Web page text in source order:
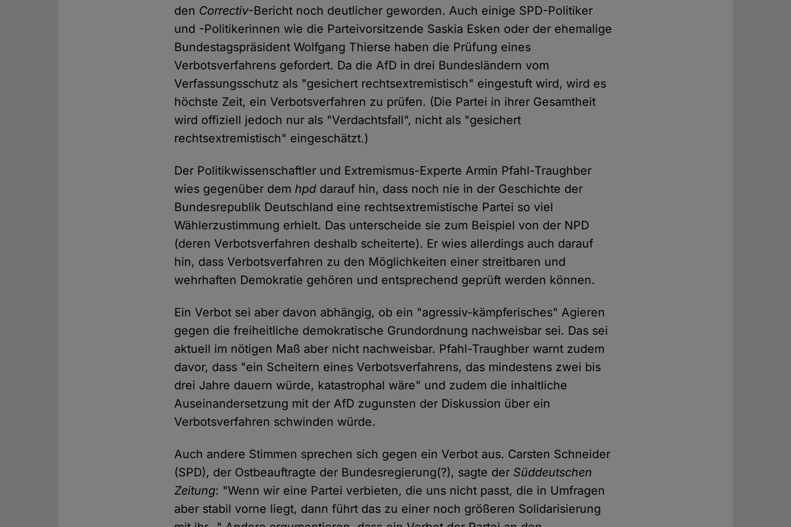
den Correctiv-Bericht noch deutlicher geworden. Auch einige SPD-Politiker
und -Politikerinnen wie die Parteivorsitzende Saskia Esken oder der ehemalige
Bundestagspräsident Wolfgang Thierse haben die Prüfung eines
Verbotsverfahrens gefordert. Da die AfD in drei Bundesländern vom
Verfassungsschutz als "gesichert rechtsextremistisch" eingestuft wird, wird es
höchste Zeit, ein Verbotsverfahren zu prüfen. (Die Partei in ihrer Gesamtheit
wird offiziell jedoch nur als "Verdachtsfall", nicht als "gesichert
rechtsextremistisch" eingeschätzt.)
Der Politikwissenschaftler und Extremismus-Experte Armin Pfahl-Traughber
wies gegenüber demhpd darauf hin, dass noch nie in der Geschichte der
Bundesrepublik Deutschland eine rechtsextremistische Partei so viel
Wählerzustimmung erhielt. Das unterscheide sie zum Beispiel von der NPD
(deren Verbotsverfahren deshalb scheiterte). Er wies allerdings auch darauf
hin, dass Verbotsverfahren zu den Möglichkeiten einer streitbaren und
wehrhaften Demokratie gehören und entsprechend geprüft werden können.
Ein Verbot sei aber davon abhängig, ob ein "agressiv-kämpferisches" Agieren
gegen die freiheitliche demokratische Grundordnung nachweisbar sei. Das sei
aktuell im nötigen Maß aber nicht nachweisbar. Pfahl-Traughber warnt zudem
davor, dass "ein Scheitern eines Verbotsverfahrens, das mindestens zwei bis
drei Jahre dauern würde, katastrophal wäre" und zudem die inhaltliche
Auseinandersetzung mit der AfD zugunsten der Diskussion über ein
Verbotsverfahren schwinden würde.
Auch andere Stimmen sprechen sich gegen ein Verbot aus. Carsten Schneider
(SPD), der Ostbeauftragte der Bundesregierung(?), sagte der Süddeutschen
Zeitung: "Wenn wir eine Partei verbieten, die uns nicht passt, die in Umfragen
aber stabil vorne liegt, dann führt das zu einer noch größeren Solidarisierung